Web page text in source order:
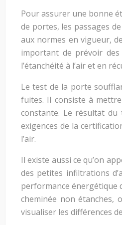
Pour assurer une bonne
de portes, les passages
aux normes en vigueur,
important de prévoir
l’étanchéité à l’air et en
Le test de la porte
fuites. Il consiste à
constante. Le résultat du
exigences de la
l’air.
Il existe aussi ce qu’on
des petites infiltrations
performance énergétique
cheminée non étanches,
visualiser les différences